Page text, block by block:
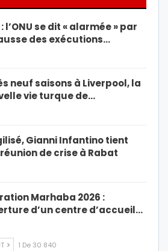
l’ONU se dit « alarmée » par
des exécutions…
neuf saisons à Liverpool, la
vie turque de…
Gianni Infantino tient
de crise à Rabat
Marhaba 2026 :
d’un centre d’accueil…
1 De 30 840